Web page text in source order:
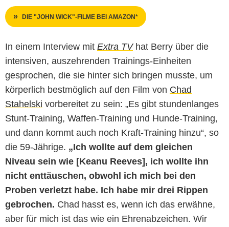
DIE "JOHN WICK"-FILME BEI AMAZON*
In einem Interview mit Extra TVhat Berry über die
intensiven, auszehrenden Trainings-Einheiten
gesprochen, die sie hinter sich bringen musste, um
körperlich bestmöglich auf den Film von Chad
Stahelski vorbereitet zu sein: „Es gibt stundenlanges
Stunt-Training, Waffen-Training und Hunde-Training,
und dann kommt auch noch Kraft-Training hinzu“, so
die 59-Jährige. „Ich wollte auf dem gleichen
Niveau sein wie [Keanu Reeves], ich wollte ihn
nicht enttäuschen, obwohl ich mich bei den
Proben verletzt habe. Ich habe mir drei Rippen
gebrochen. Chad hasst es, wenn ich das erwähne,
aber für mich ist das wie ein Ehrenabzeichen. Wir